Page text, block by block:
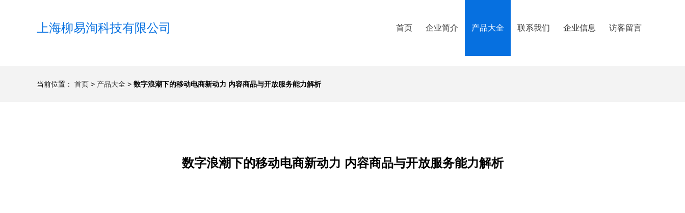
上海柳易洵科技有限公司 首页 企业简介 产品大全 联系我们 企业信息 访客留言
当前位置： 首页 > 产品大全 > 数字浪潮下的移动电商新动力 内容商品与开放服务能力解析
数字浪潮下的移动电商新动力 内容商品与开放服务能力解析